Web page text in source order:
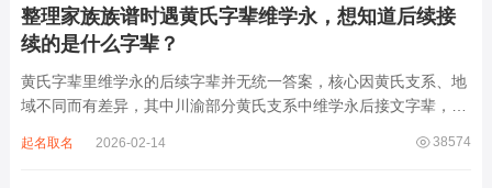
整理家族族谱时遇黄氏字辈维学永，想知道后续接
续的是什么字辈？
黄氏字辈里维学永的后续字辈并无统一答案，核心因黄氏支系、地
域不同而有差异，其中川渝部分黄氏支系中维学永后接文字辈，完
某支系的续修字辈，在安岳、岳池一带的黄氏族谱里能明确查到，
38574
起名取名 2026-02-14